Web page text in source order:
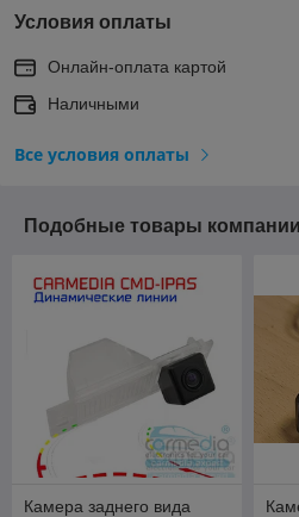
Условия оплаты
Онлайн-оплата картой
Наличными
Все условия оплаты
Подобные товары компании
Камера заднего вида